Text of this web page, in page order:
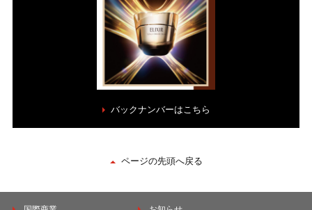
バックナンバーはこちら
ページの先頭へ戻る